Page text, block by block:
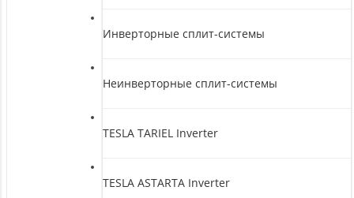
Инверторные сплит-системы
Неинверторные сплит-системы
TESLA TARIEL Inverter
TESLA ASTARTA Inverter